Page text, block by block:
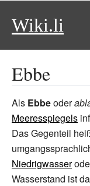
Wiki.li
Ebbe
Als Ebbeoder
Meeresspiegels
Das Gegenteil
Niedrigwasser
Wasserstand ist